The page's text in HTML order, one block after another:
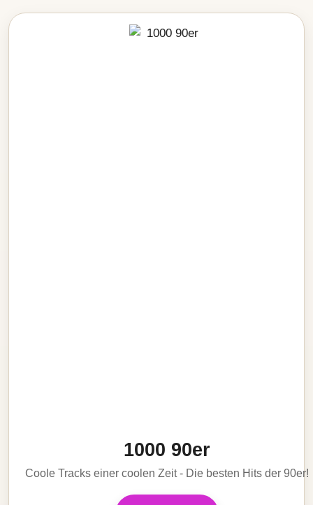
1000 90er
Coole Tracks einer coolen Zeit - Die besten Hits der 90er!